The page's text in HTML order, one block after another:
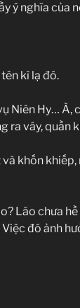
ý nghĩa của
kì lạ đó.
Niên Hy… À,
ra váy, quần
khốn khiếp,
Lão chưa
đó ảnh